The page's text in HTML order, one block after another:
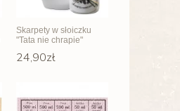
Skarpety w słoiczku
"Tata nie chrapie"
24,90zł